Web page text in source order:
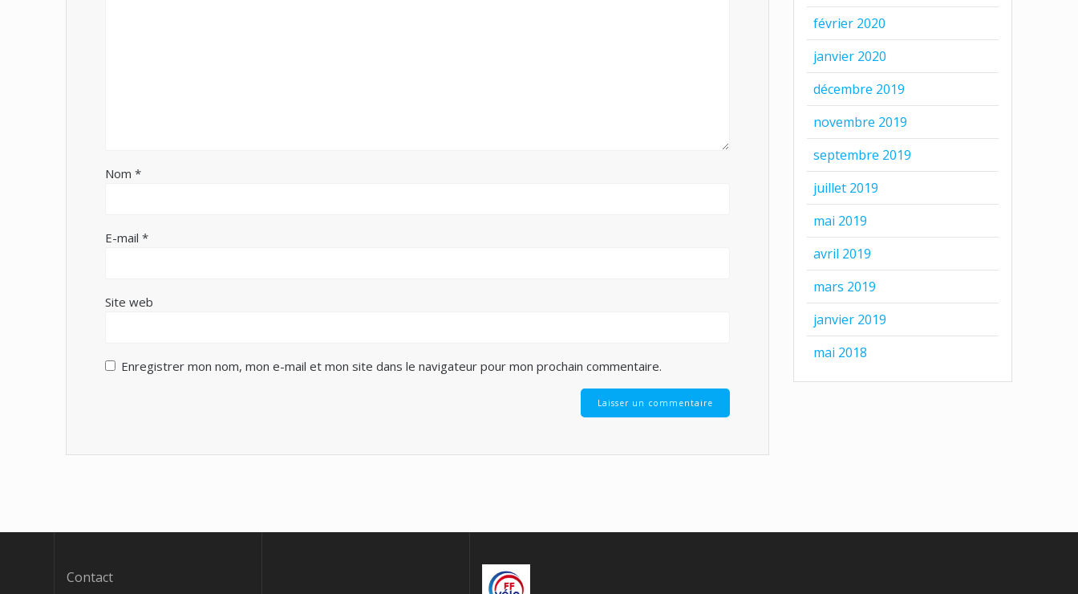
Nom*
E-mail*
Site web
Enregistrer mon nom, mon e-mail et mon site dans le navigateur pour mon prochain commentaire.
février 2020
janvier 2020
décembre 2019
novembre 2019
septembre 2019
juillet 2019
mai 2019
avril 2019
mars 2019
janvier 2019
mai 2018
Contact